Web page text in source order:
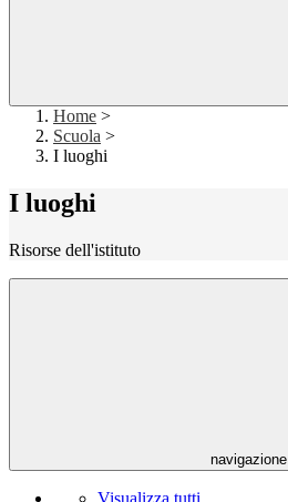
Home >
Scuola >
I luoghi
I luoghi
Risorse dell'istituto
navigazione